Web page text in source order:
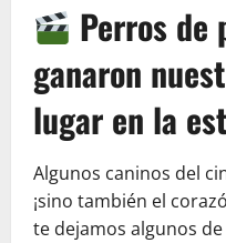
Perros de
ganaron
lugar en la
Algunos caninos del
¡sino también el
te dejamos algunos